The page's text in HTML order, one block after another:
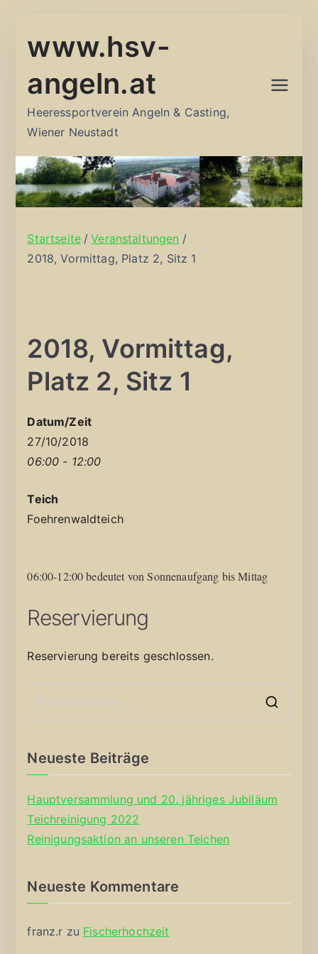
Inhalt
www.hsv-
angeln.at
Heeressportverein Angeln & Casting,
Wiener Neustadt
Startseite
Veranstaltungen
2018, Vormittag, Platz 2, Sitz 1
2018, Vormittag,
Platz 2, Sitz 1
Datum/Zeit
27/10/2018
06:00 - 12:00
Teich
Foehrenwaldteich
06:00-12:00 bedeutet von Sonnenaufgang bis Mittag
Reservierung
Reservierung bereits geschlossen.
Neueste Beiträge
Hauptversammlung und 20. jähriges Jubiläum
Teichreinigung 2022
Reinigungsaktion an unseren Teichen
Neueste Kommentare
franz.r zu Fischerhochzeit